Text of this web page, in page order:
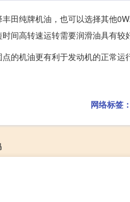
田纯牌机油，也可以选择其他
间高转速运转需要润滑油具有较
的机油更有利于发动机的正常运
网络标签：